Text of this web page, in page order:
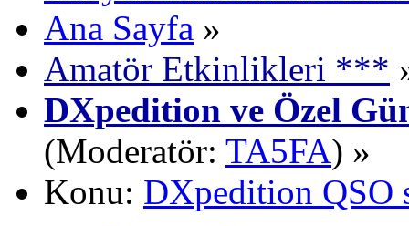
Ana Sayfa »
Amatör Etkinlikleri ***
DXpedition ve Özel
(Moderatör: TA5FA) »
Konu: DXpedition QSO